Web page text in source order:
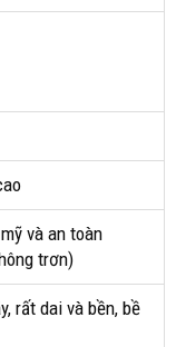
và an toàn
trơn)
rất dai và bền, bề